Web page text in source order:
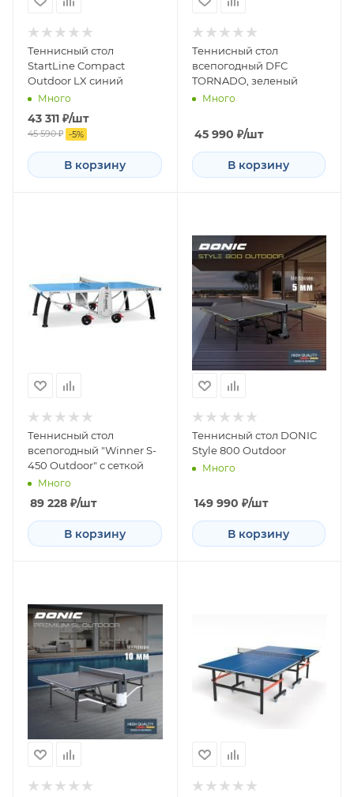
Теннисный стол
StartLine Compact
Outdoor LX синий
Много
43 311 ₽/шт
45 590₽ -5%
В корзину
Теннисный стол
всепогодный DFC
TORNADO, зеленый
Много
45 990 ₽/шт
В корзину
Теннисный стол
всепогодный "Winner S-
450 Outdoor" с сеткой
Много
89 228 ₽/шт
В корзину
Теннисный стол DONIC
Style 800 Outdoor
Много
149 990 ₽/шт
В корзину